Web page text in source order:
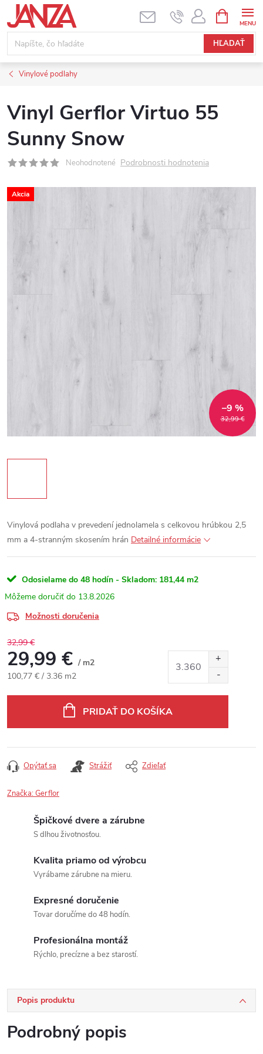
Prejsť na obsah
HĽADAŤ
Vinylové podlahy
Vinyl Gerflor Virtuo 55
Sunny Snow
Neohodnotené Podrobnosti hodnotenia
Akcia
32,99 €
–9 %
Vinylová podlaha v prevedení jednolamela s celkovou hrúbkou 2,5
mm a 4-stranným skosením hrán Detailné informácie
Odosielame do 48 hodín - Skladom: 181,44 m2
13.8.2026
Možnosti doručenia
32,99 €
29,99 € / m2
Jednotková cena:
100,77 € / 3.36 m2
PRIDAŤ DO KOŠÍKA
Opýtať sa Strážiť Zdieľať
Značka:Gerflor
Špičkové dvere a zárubne
S dlhou životnosťou.
Kvalita priamo od výrobcu
Vyrábame zárubne na mieru.
Expresné doručenie
Tovar doručíme do 48 hodín.
Profesionálna montáž
Rýchlo, precízne a bez starostí.
Popis produktu
Podrobný popis